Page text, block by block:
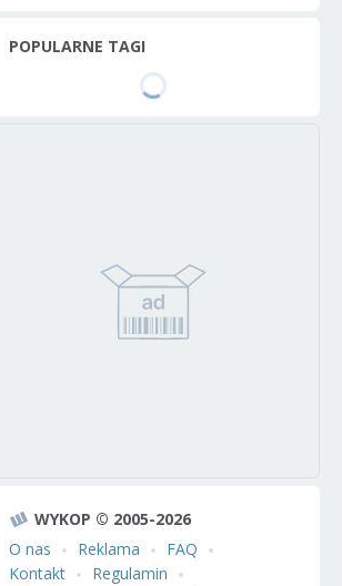
POPULARNE TAGI
WYKOP © 2005-2026
O nas
Reklama
FAQ
Kontakt
Regulamin